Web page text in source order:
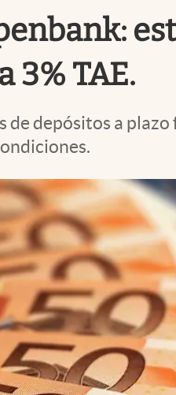
3% TAE.
depósitos a